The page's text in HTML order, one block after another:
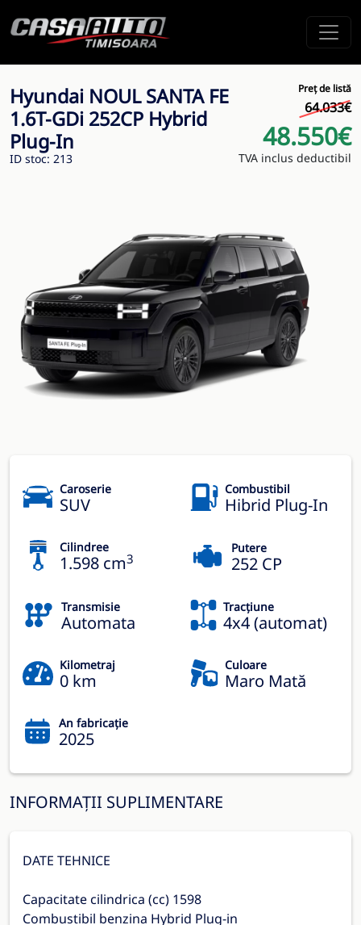
Hyundai NOUL SANTA FE
1.6T-GDi 252CP Hybrid
Plug-In
ID stoc: 213
Preț de listă
64.033€
48.550€
TVA inclus deductibil
Caroserie
SUV
Combustibil
Hibrid Plug-In
Cilindree
1.598 cm3
Putere
252 CP
Transmisie
Automata
Tracțiune
4x4 (automat)
Kilometraj
0 km
Culoare
Maro Mată
An fabricație
2025
INFORMAȚII SUPLIMENTARE
DATE TEHNICE
Capacitate cilindrica (cc) 1598
Combustibil benzina Hybrid Plug-in